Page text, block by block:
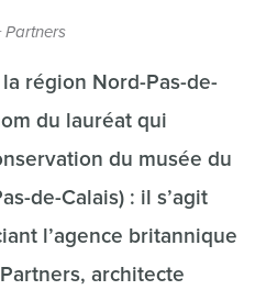
Partners
région Nord-Pas-de-
du lauréat qui
du musée du
de-Calais) : il s’agit
l’agence britannique
architecte